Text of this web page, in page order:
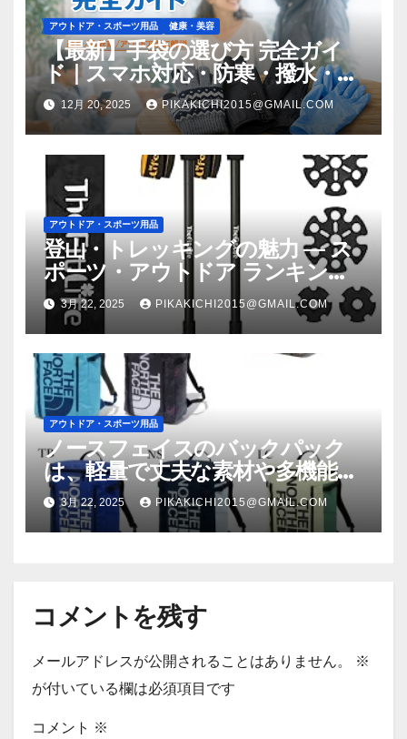
アウトドア・スポーツ用品 健康・美容
【最新】手袋の選び方 完全ガイ
ド｜スマホ対応・防寒・撥水・作
業用（ニトリル/ビニール）まで
目的別に失敗しない
12月 20, 2025 PIKAKICHI2015@GMAIL.COM
アウトドア・スポーツ用品
登山・トレッキングの魅力 — ス
ポーツ・アウトドア ランキング
TOP60
3月 22, 2025 PIKAKICHI2015@GMAIL.COM
アウトドア・スポーツ用品
ノースフェイスのバックパック
は、軽量で丈夫な素材や多機能な
収納スペース、そして高い防水性
能など、さまざまな特徴を持って
います!
3月 22, 2025 PIKAKICHI2015@GMAIL.COM
コメントを残す
メールアドレスが公開されることはありません。
※
が付いている欄は必須項目です
コメント ※